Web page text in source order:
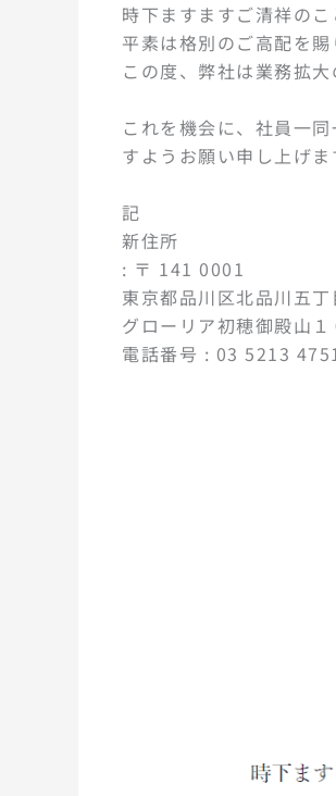
時下ますますご清祥のこ
平素は格別のご高配を賜
この度、弊社は業務拡
これを機会に、社員一
すようお願い申し上げま
記
新住所
: 〒 141 0001
東京都品川区北品川五
グローリア初穂御殿山１
電話番号 : 03 5213